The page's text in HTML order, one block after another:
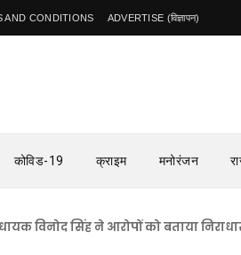
AND CONDITIONS ADVERTISE (विज्ञापन)
कोविड-19 क्राइम मनोरंजन
सिंह ने आरोपों को बताया निराधार